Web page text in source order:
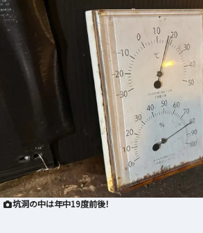
坑洞の中は年中19度前後！